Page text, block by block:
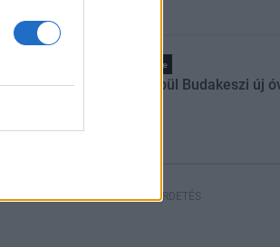
Pest megye
Fából épül Budakeszi új
HIRDETÉS